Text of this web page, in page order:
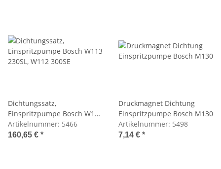
Dichtungssatz,
Einspritzpumpe Bosch W113
230SL, W112 300SE
Artikelnummer: 5466
160,65 € *
Druckmagnet Dichtung
Einspritzpumpe Bosch M130
Artikelnummer: 5498
7,14 € *